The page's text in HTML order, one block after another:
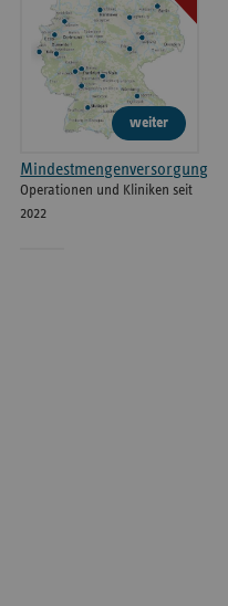
weiter
Mindestmengenversorgung
Operationen und Kliniken seit
2022